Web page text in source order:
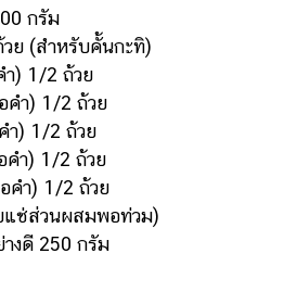
กรัม
ย (สำหรับคั้นกะทิ)
) 1/2 ถ้วย
ำ) 1/2 ถ้วย
) 1/2 ถ้วย
ำ) 1/2 ถ้วย
ำ) 1/2 ถ้วย
ช่ส่วนผสมพอท่วม)
งดี 250 กรัม